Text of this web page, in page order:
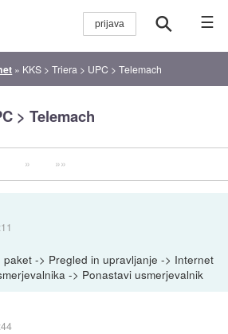
☰
» KKS > Triera > UPC > Telemach
> Telemach
» »»
paket -> Pregled in upravljanje -> Internet
-> Ponastavi usmerjevalnik